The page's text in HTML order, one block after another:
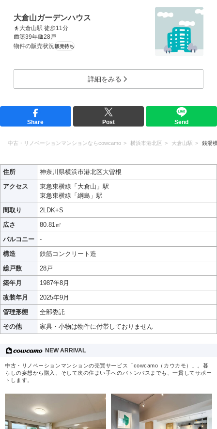
大倉山ガーデンハウス
大倉山駅 徒歩11分
築39年
28戸
物件の販売状況販売待ち
詳細をみる
Share Post Send
中古・リノベーションマンションならcowcamo 横浜市港北区 大倉山駅 銭湯
住所
神奈川県横浜市港北区大曽根
アクセス
東急東横線「大倉山」駅
東急東横線「綱島」駅
間取り
2LDK+S
広さ
80.81㎡
バルコニー
-
構造
鉄筋コンクリート造
総戸数
28戸
築年月
1987年8月
改装年月
2025年9月
管理形態
全部委託
その他
家具・小物は物件に付帯しておりません
NEW ARRIVAL
中古・リノベーションマンションの売買サービス「cowcamo（カウカモ）」。暮
らしの妄想から購入、そして次の住まい手へのバトンパスまでも、一貫してサポー
トします。